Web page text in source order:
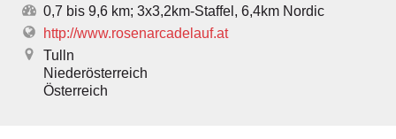
0,7 bis 9,6 km; 3x3,2km-Staffel, 6,4km Nordic
http://www.rosenarcadelauf.at
Tulln
Niederösterreich
Österreich